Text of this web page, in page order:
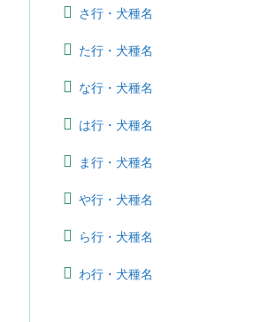
さ行・犬種名
た行・犬種名
な行・犬種名
は行・犬種名
ま行・犬種名
や行・犬種名
ら行・犬種名
わ行・犬種名